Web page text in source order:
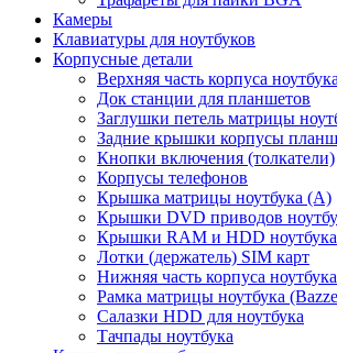
Камеры
Клавиатуры для ноутбуков
Корпусные детали
Верхняя часть корпуса
Док станции для планшетов
Заглушки петель матрицы
Задние крышки корпусы
Кнопки включения (толкатели)
Корпусы телефонов
Крышка матрицы ноутбука (A)
Крышки DVD приводов
Крышки RAM и HDD ноутбука
Лотки (держатель) SIM карт
Нижняя часть корпуса
Рамка матрицы ноутбука
Салазки HDD для ноутбука
Тачпады ноутбука